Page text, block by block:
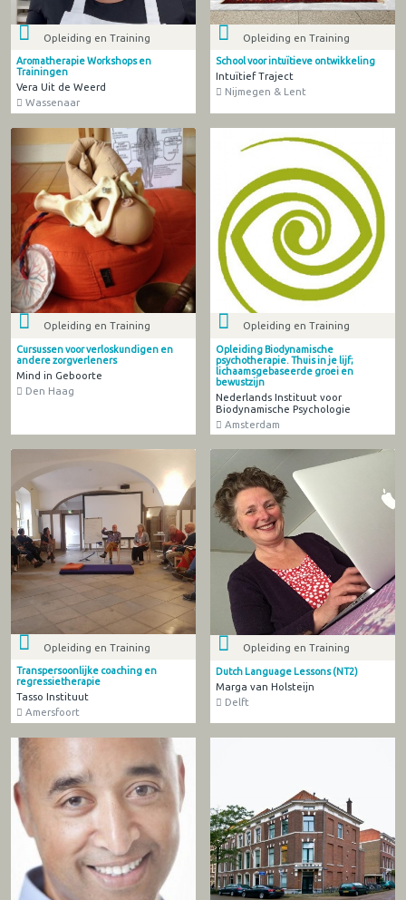
Opleiding en Training
Aromatherapie Workshops en
Trainingen
Vera Uit de Weerd
Wassenaar
Opleiding en Training
School voor intuïtieve ontwikkeling
Intuïtief Traject
Nijmegen & Lent
Opleiding en Training
Cursussen voor verloskundigen en
andere zorgverleners
Mind in Geboorte
Den Haag
Opleiding en Training
Opleiding Biodynamische
psychotherapie. Thuis in je lijf;
lichaamsgebaseerde groei en
bewustzijn
Nederlands Instituut voor
Biodynamische Psychologie
Amsterdam
Opleiding en Training
Transpersoonlijke coaching en
regressietherapie
Tasso Instituut
Amersfoort
Opleiding en Training
Dutch Language Lessons (NT2)
Marga van Holsteijn
Delft